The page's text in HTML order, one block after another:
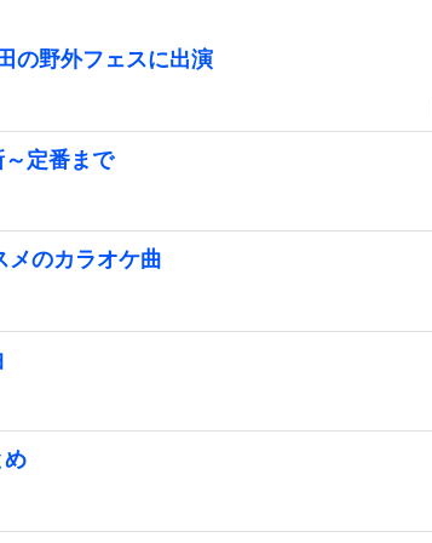
の野外フェスに出演
定番まで
のカラオケ曲
め